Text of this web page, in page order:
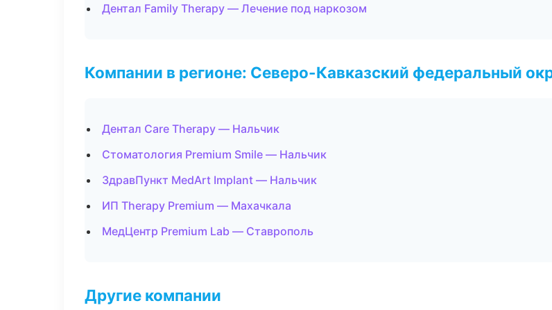
Дентал Family Therapy — Лечение под наркозом
Компании в регионе: Северо-Кавказский федеральный
Дентал Care Therapy — Нальчик
Стоматология Premium Smile — Нальчик
ЗдравПункт MedArt Implant — Нальчик
ИП Therapy Premium — Махачкала
МедЦентр Premium Lab — Ставрополь
Другие компании